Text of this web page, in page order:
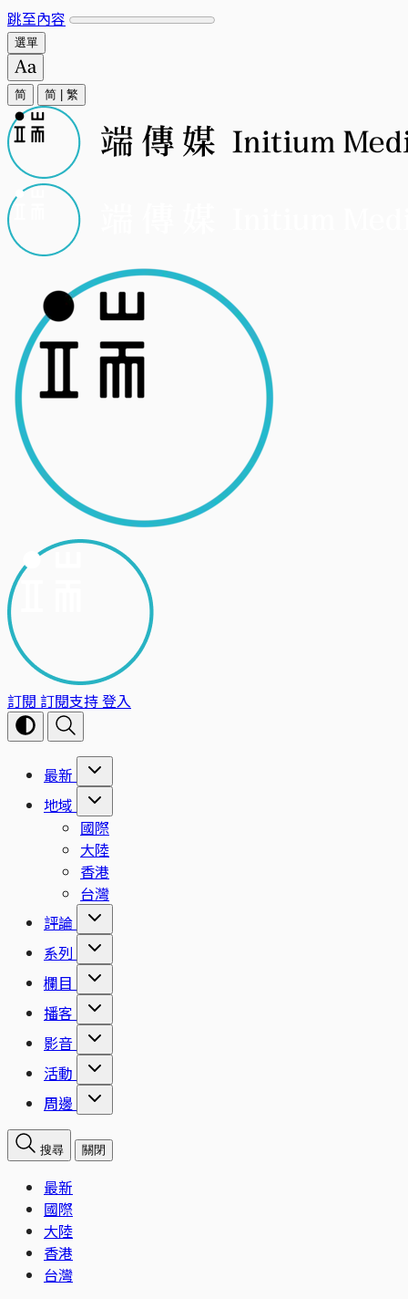
跳至內容
選單
简 简 繁
訂閱 訂閱支持登入
最新
地域
國際
大陸
香港
台灣
評論
系列
欄目
播客
影音
活動
周邊
搜尋 關閉
最新
國際
大陸
香港
台灣